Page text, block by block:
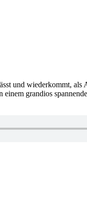
und wiederkommt, als
grandios